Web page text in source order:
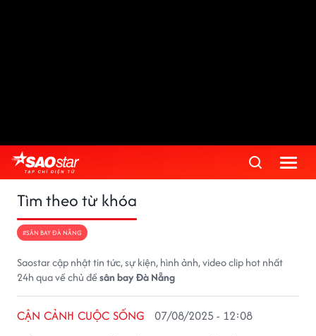
Tìm theo từ khóa
#SÂN BAY ĐÀ NẴNG
Saostar cập nhật tin tức, sự kiện, hình ảnh, video clip hot nhất
24h qua về chủ đềsân bay Đà Nẵng
CẬN CẢNH CUỘC SỐNG 07/08/2025 - 12:08